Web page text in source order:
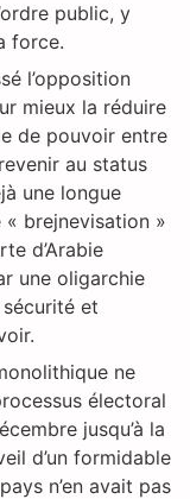
public, y
force.
l’opposition
mieux la réduire
de pouvoir entre
au status
une longue
« brejnevisation »
d’Arabie
une oligarchie
sécurité et
ne
électoral
jusqu’à la
d’un formidable
n’en avait pas